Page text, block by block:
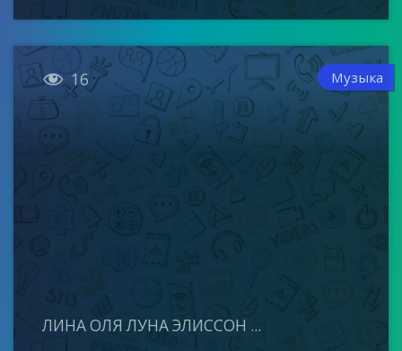
 16 Музыка
ЛИНА ОЛЯ ЛУНА ЭЛИССОН ...